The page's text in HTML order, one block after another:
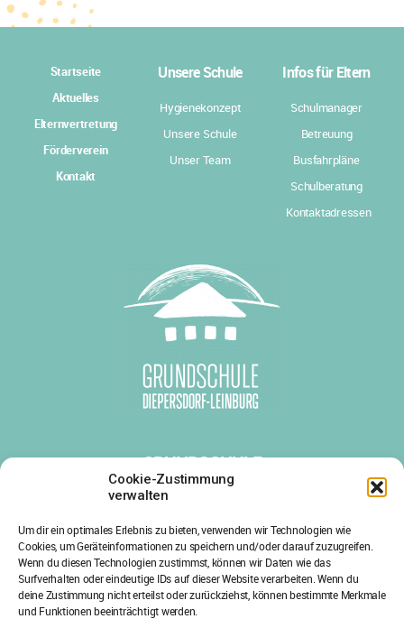
Cookie-Zustimmung
verwalten
Um dir ein optimales Erlebnis zu bieten, verwenden wir Technologien wie
Cookies, um Geräteinformationen zu speichern und/oder darauf zuzugreifen.
Wenn du diesen Technologien zustimmst, können wir Daten wie das
Surfverhalten oder eindeutige IDs auf dieser Website verarbeiten. Wenn du
deine Zustimmung nicht erteilst oder zurückziehst, können bestimmte Merkmale
und Funktionen beeinträchtigt werden.
Startseite
Aktuelles
Elternvertretung
Förderverein
Kontakt
Unsere Schule
Hygienekonzept
Unsere Schule
Unser Team
Infos für Eltern
Schulmanager
Betreuung
Busfahrpläne
Schulberatung
Kontaktadressen
GRUNDSCHULE
DIEPERSDORF-LEINBURG
91227 Leinburg
Tel.: 09120/1803-0
Fax: 09120/1803-29